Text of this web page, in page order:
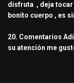
disfruta , deja tocar
bonito cuerpo , es
20. Comentarios
su atención me